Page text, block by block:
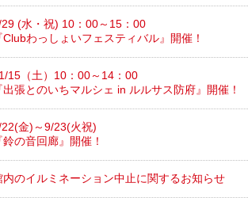
(水・祝) 10：00～15：00
Clubわっしょいフェスティバル』開催！
15（土）10：00～14：00
出張とのいちマルシェ in ルルサス防府』開催！
金)～9/23(火祝)
鈴の音回廊』開催！
内のイルミネーション中止に関するお知らせ